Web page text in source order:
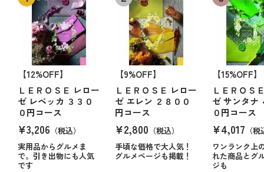
【12%OFF】
ＬＥＲＯＳＥ レロー
ゼ レベッカ ３３０
０円コース
¥3,206 （税込）
実用品からグルメま
で。引き出物にも人気
です
【9%OFF】
ＬＥＲＯＳＥ レロー
ゼ エレン ２８００
円コース
¥2,800 （税込）
手頃な価格で大人気！
グルメページも掲載！
【15%OFF】
ＬＥＲＯＳ
ゼ サンタナ
０円コース
¥4,017 （
ワンランク上
れた商品とグ
ジも